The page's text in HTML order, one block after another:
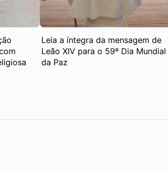
Leia a íntegra da mensagem de
Leão XIV para o 59º Dia Mundial
da Paz